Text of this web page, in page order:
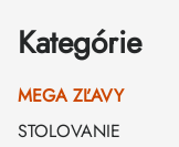
Kategórie
MEGA ZĽAVY
STOLOVANIE